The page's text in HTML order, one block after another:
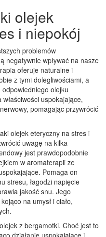
olejek
i niepokój
problemów
negatywnie wpływać na nasze
oferuje naturalne i
z tymi dolegliwościami, a
olejku
uspokajające,
pomagając przywrócić
olejek eteryczny na stres i
uwagę na kilka
jest prawdopodobnie
w aromaterapii ze
Pomaga on
stresu, łagodzi napięcie
jakość snu. Jego
na umysł i ciało,
z bergamotki. Choć jest to